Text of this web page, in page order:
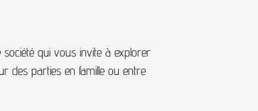
qui vous invite à explorer
des parties en famille ou entre